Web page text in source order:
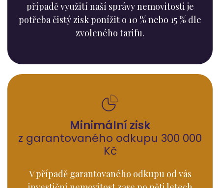
případě využití naší správy nemovitosti je
potřeba čistý zisk ponížit o 10 % nebo 15 % dle
zvoleného tarifu.
Minimální zisk
z garantovaného odkupu 300 000
Kč
V případě garantovaného odkupu od vás